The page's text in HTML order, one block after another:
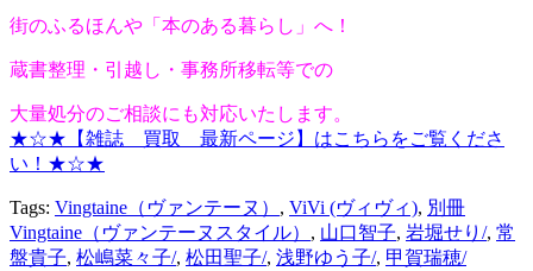
街のふるほんや「本のある暮らし」へ！
蔵書整理・引越し・事務所移転等での
大量処分のご相談にも対応いたします。
★☆★ 【雑誌 買取 最新ページ】 はこちらをご覧くださ
い！ ★☆★
Tags: Vingtaine（ヴァンテーヌ） , ViVi (ヴィヴィ), 別冊
Vingtaine（ヴァンテーヌスタイル） , 山口智子, 岩堀せり/, 常
盤貴子, 松嶋菜々子/, 松田聖子/, 浅野ゆう子/, 甲賀瑞穂/